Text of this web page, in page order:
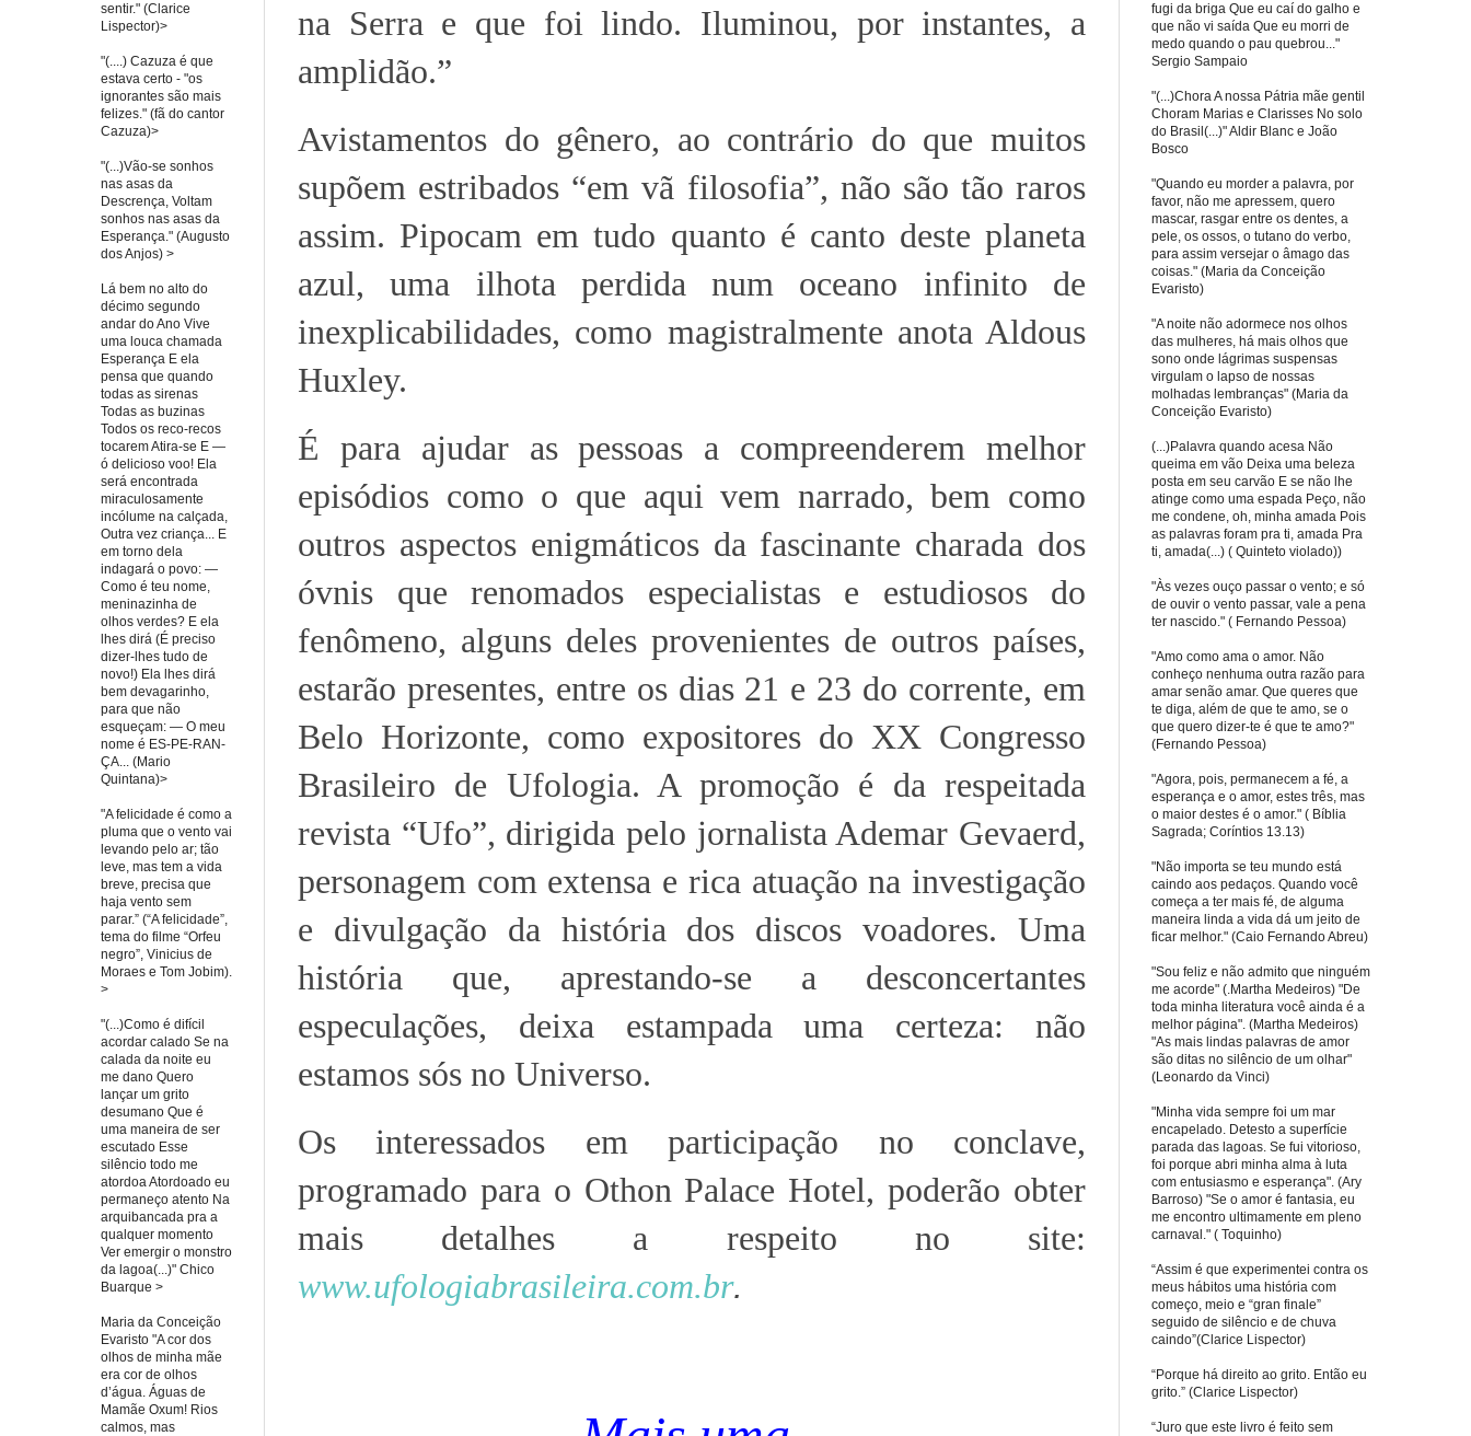
na Serra e que foi lindo. Iluminou, por instantes, a
amplidão.”
Avistamentos do gênero, ao contrário do que muitos
supõem estribados “em vã filosofia”, não são tão raros
assim. Pipocam em tudo quanto é canto deste planeta
azul, uma ilhota perdida num oceano infinito de
inexplicabilidades, como magistralmente anota Aldous
Huxley.
É para ajudar as pessoas a compreenderem melhor
episódios como o que aqui vem narrado, bem como
outros aspectos enigmáticos da fascinante charada dos
óvnis que renomados especialistas e estudiosos do
fenômeno, alguns deles provenientes de outros países,
estarão presentes, entre os dias 21 e 23 do corrente, em
Belo Horizonte, como expositores do XX Congresso
Brasileiro de Ufologia. A promoção é da respeitada
revista “Ufo”, dirigida pelo jornalista Ademar Gevaerd,
personagem com extensa e rica atuação na investigação
e divulgação da história dos discos voadores. Uma
história que, aprestando-se a desconcertantes
especulações, deixa estampada uma certeza: não
estamos sós no Universo.
Os interessados em participação no conclave,
programado para o Othon Palace Hotel, poderão obter
mais detalhes a respeito no site:
www.ufologiabrasileira.com.br.
sentir." (Clarice
Lispector)>
"(....) Cazuza é que
estava certo - "os
ignorantes são mais
felizes." (fã do cantor
Cazuza)>
"(...)Vão-se sonhos
nas asas da
Descrença, Voltam
sonhos nas asas da
Esperança." (Augusto
dos Anjos) >
Lá bem no alto do
décimo segundo
andar do Ano Vive
uma louca chamada
Esperança E ela
pensa que quando
todas as sirenas
Todas as buzinas
Todos os reco-recos
tocarem Atira-se E —
ó delicioso voo! Ela
será encontrada
miraculosamente
incólume na calçada,
Outra vez criança... E
em torno dela
indagará o povo: —
Como é teu nome,
meninazinha de
olhos verdes? E ela
lhes dirá (É preciso
dizer-lhes tudo de
novo!) Ela lhes dirá
bem devagarinho,
para que não
esqueçam: — O meu
nome é ES-PE-RAN-
ÇA... (Mario
Quintana)>
"A felicidade é como a
pluma que o vento vai
levando pelo ar; tão
leve, mas tem a vida
breve, precisa que
haja vento sem
parar.” (“A felicidade”,
tema do filme “Orfeu
negro”, Vinicius de
Moraes e Tom Jobim).
>
"(...)Como é difícil
acordar calado Se na
calada da noite eu
me dano Quero
lançar um grito
desumano Que é
uma maneira de ser
escutado Esse
silêncio todo me
atordoa Atordoado eu
permaneço atento Na
arquibancada pra a
qualquer momento
Ver emergir o monstro
da lagoa(...)" Chico
Buarque >
Maria da Conceição
Evaristo "A cor dos
olhos de minha mãe
era cor de olhos
d’água. Águas de
Mamãe Oxum! Rios
calmos, mas
fugi da briga Que eu caí do galho e
que não vi saída Que eu morri de
medo quando o pau quebrou..."
Sergio Sampaio
"(...)Chora A nossa Pátria mãe gentil
Choram Marias e Clarisses No solo
do Brasil(...)" Aldir Blanc e João
Bosco
"Quando eu morder a palavra, por
favor, não me apressem, quero
mascar, rasgar entre os dentes, a
pele, os ossos, o tutano do verbo,
para assim versejar o âmago das
coisas." (Maria da Conceição
Evaristo)
"A noite não adormece nos olhos
das mulheres, há mais olhos que
sono onde lágrimas suspensas
virgulam o lapso de nossas
molhadas lembranças" (Maria da
Conceição Evaristo)
(...)Palavra quando acesa Não
queima em vão Deixa uma beleza
posta em seu carvão E se não lhe
atinge como uma espada Peço, não
me condene, oh, minha amada Pois
as palavras foram pra ti, amada Pra
ti, amada(...) ( Quinteto violado))
"Às vezes ouço passar o vento; e só
de ouvir o vento passar, vale a pena
ter nascido." ( Fernando Pessoa)
"Amo como ama o amor. Não
conheço nenhuma outra razão para
amar senão amar. Que queres que
te diga, além de que te amo, se o
que quero dizer-te é que te amo?"
(Fernando Pessoa)
"Agora, pois, permanecem a fé, a
esperança e o amor, estes três, mas
o maior destes é o amor." ( Bíblia
Sagrada; Coríntios 13.13)
"Não importa se teu mundo está
caindo aos pedaços. Quando você
começa a ter mais fé, de alguma
maneira linda a vida dá um jeito de
ficar melhor." (Caio Fernando Abreu)
"Sou feliz e não admito que ninguém
me acorde" (.Martha Medeiros) "De
toda minha literatura você ainda é a
melhor página". (Martha Medeiros)
"As mais lindas palavras de amor
são ditas no silêncio de um olhar"
(Leonardo da Vinci)
"Minha vida sempre foi um mar
encapelado. Detesto a superfície
parada das lagoas. Se fui vitorioso,
foi porque abri minha alma à luta
com entusiasmo e esperança". (Ary
Barroso) "Se o amor é fantasia, eu
me encontro ultimamente em pleno
carnaval." ( Toquinho)
“Assim é que experimentei contra os
meus hábitos uma história com
começo, meio e “gran finale”
seguido de silêncio e de chuva
caindo”(Clarice Lispector)
“Porque há direito ao grito. Então eu
grito.” (Clarice Lispector)
“Juro que este livro é feito sem